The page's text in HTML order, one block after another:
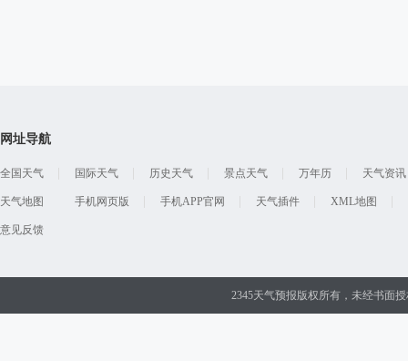
网址导航
全国天气 国际天气 历史天气 景点天气 万年历 天气资讯
天气地图 手机网页版 手机APP官网 天气插件 XML地图
意见反馈
2345天气预报版权所有，未经书面